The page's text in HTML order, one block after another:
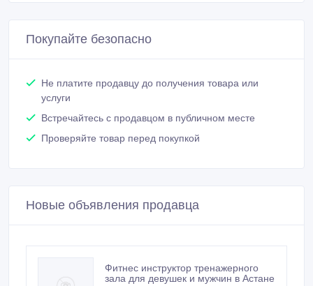
Покупайте безопасно
Не платите продавцу до получения товара или
услуги
Встречайтесь с продавцом в публичном месте
Проверяйте товар перед покупкой
Новые объявления продавца
Фитнес инструктор тренажерного
зала для девушек и мужчин в Астане